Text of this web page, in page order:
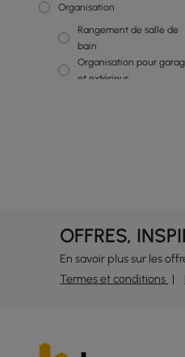
Miroirs au Sol
Faux Arbres
Organisation
Rangement de salle de
bain
Organisation pour
et extérieur
OFFRES,
En savoir plus sur les
Termes et conditions